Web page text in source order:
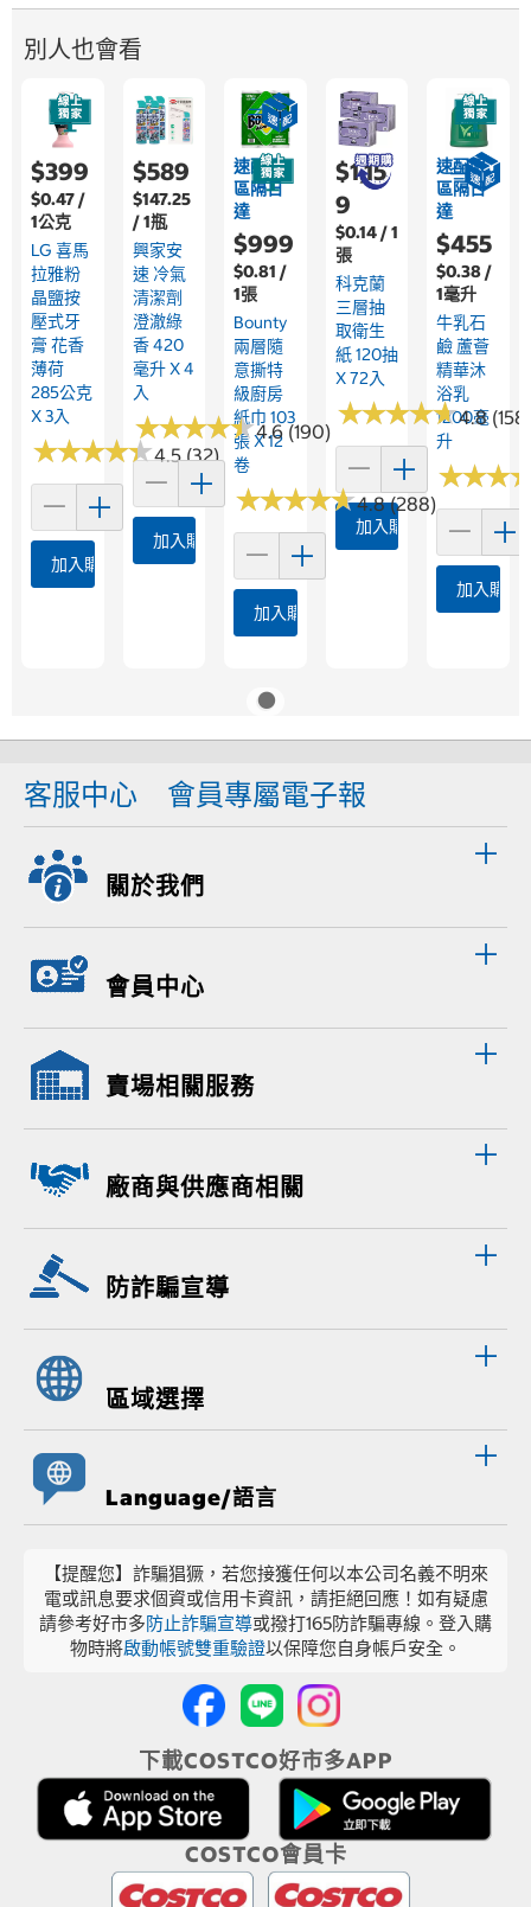
別人也會看
$399
$0.47 /
1公克
LG 喜馬
拉雅粉
晶鹽按
壓式牙
膏 花香
薄荷
285公克
X 3入
★★★★★
★★★★★4.5 (32)
加入購物車
$589
$147.25
/ 1瓶
興家安
速 冷氣
清潔劑
澄澈綠
香 420
毫升 X 4
入
★★★★★
★★★★★4.6 (190)
加入購物車
速配限
區隔日
達
$999
$0.81 /
1張
Bounty
兩層隨
意撕特
級廚房
紙巾 103
張 X 12
卷
★★★★★
★★★★★4.8 (288)
加入購物車
$1,15
9
$0.14 / 1
張
科克蘭
三層抽
取衛生
紙 120抽
X 72入
★★★★★
★★★★★4.8
加入購物車
速配限
區隔日
達
$455
$0.38 /
1毫升
牛乳石
鹼 蘆薈
精華沐
浴乳
1200毫
升
★★★
★★★
加入購物
客服中心 會員專屬電子報
關於我們
會員中心
賣場相關服務
廠商與供應商相關
防詐騙宣導
區域選擇
Language/語言
【提醒您】詐騙猖獗，若您接獲任何以本公司名義不明來
電或訊息要求個資或信用卡資訊，請拒絕回應！如有疑慮
請參考好市多防止詐騙宣導或撥打165防詐騙專線。登入購
物時將啟動帳號雙重驗證以保障您自身帳戶安全。
下載COSTCO好市多APP
COSTCO會員卡